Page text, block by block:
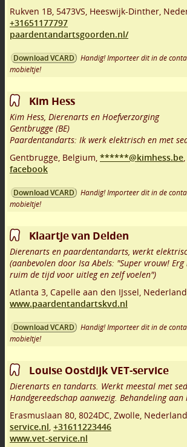
Rukven 1B 5473VS Heeswijk-Dinther
+31651177797
paardentandartsgoorden.nl/
Download VCARD
Handig! Importeer dit in de
mobieltje!
Kim Hess
Kim Hess, Dierenarts en Hoefverzorging
Gentbrugge (BE)
Paardentandarts: Ik werk elektrisch en met
Gentbrugge Belgium, ******@kimhess.be
facebook
Download VCARD
Handig! Importeer dit in de
mobieltje!
Klaartje van Delden
Dierenarts en paardentandarts, werkt
(aanbevolen door Isa Abels: "Super vrouw!
ruim de tijd voor uitleg en zelf voelen")
Atlanta 3 Capelle aan den IJssel Nederland,
www.paardentandartskvd.nl
Download VCARD
Handig! Importeer dit in de
mobieltje!
Louise Oostdijk VET-service
Dierenarts en tandarts. Werkt meestal met
Handgereedschap aanwezig. Behandeling aan
Erasmuslaan 80 8024DC Zwolle Nederland,
service.nl +31611223446
www.vet-service.nl